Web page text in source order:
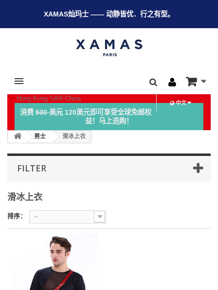
XAMAS灿玛士 —— 动静皆优．行之有型。
Hong Kong SAR China
中文
消费500 美元120美元即可享受全球免邮权
益！马上选购！
男士 滑冰上衣
FILTER
滑冰上衣
排序： --